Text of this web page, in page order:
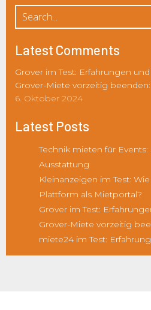
Latest Comments
Grover im Test: Erfahrungen
Grover-Miete vorzeitig beenden:
6. Oktober 2024
Latest Posts
Technik mieten für
Ausstattung
Kleinanzeigen im Test:
Plattform als Mietportal?
Grover im Test:
Grover-Miete vorzeitig
miete24 im Test: